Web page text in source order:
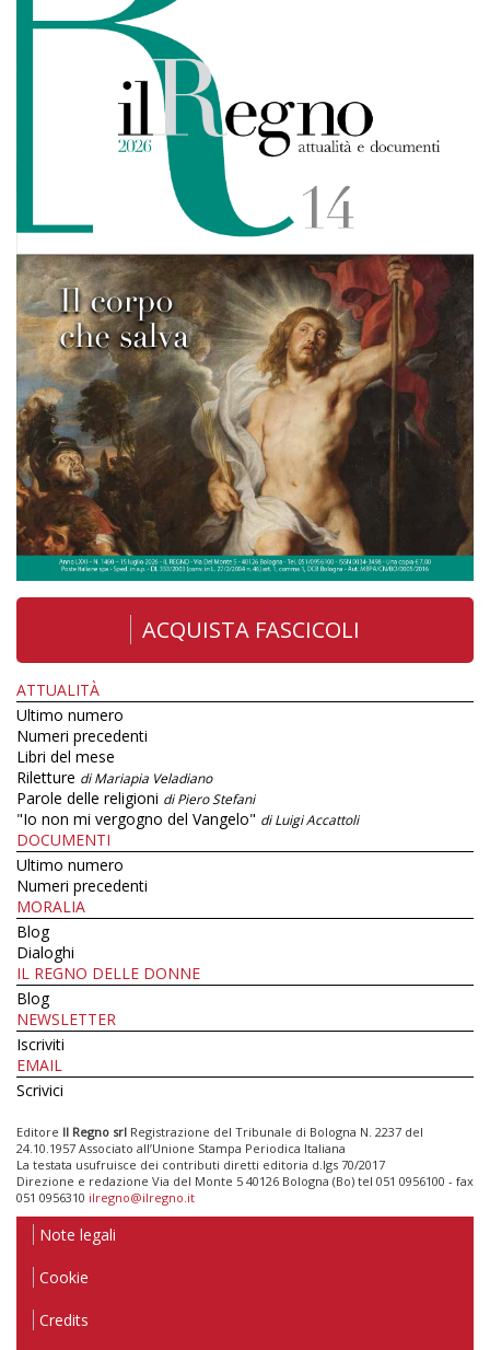
ACQUISTA FASCICOLI
ATTUALITÀ
Ultimo numero
Numeri precedenti
Libri del mese
Riletture di Mariapia Veladiano
Parole delle religioni di Piero Stefani
"Io non mi vergogno del Vangelo" di Luigi Accattoli
DOCUMENTI
Ultimo numero
Numeri precedenti
MORALIA
Blog
Dialoghi
IL REGNO DELLE DONNE
Blog
NEWSLETTER
Iscriviti
EMAIL
Scrivici
Editore Il Regno srl Registrazione del Tribunale di Bologna N. 2237 del
24.10.1957 Associato all’Unione Stampa Periodica Italiana
La testata usufruisce dei contributi diretti editoria d.lgs 70/2017
Direzione e redazione Via del Monte 5 40126 Bologna (Bo) tel 051 0956100 - fax
051 0956310 ilregno@ilregno.it
Note legali
Cookie
Credits